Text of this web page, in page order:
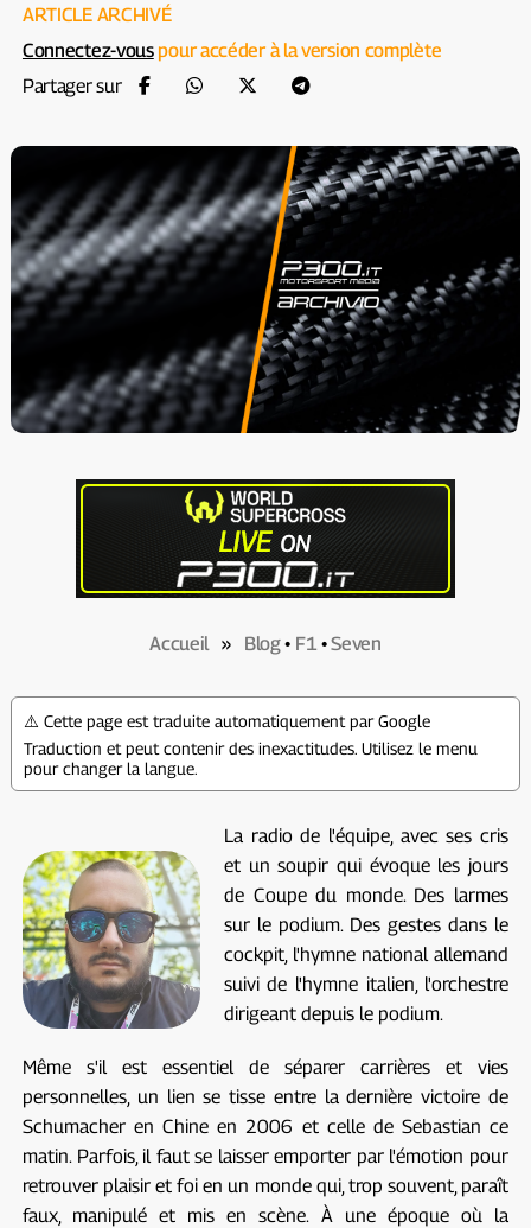
ARTICLE ARCHIVÉ
Connectez-vouspour accéder à la version complète
Partager sur
Accueil» Blog• F1•Seven
⚠️ Cette page est traduite automatiquement par Google
Traduction et peut contenir des inexactitudes. Utilisez le menu
pour changer la langue.
La radio de l'équipe, avec ses cris
et un soupir qui évoque les jours
de Coupe du monde. Des larmes
sur le podium. Des gestes dans le
cockpit, l'hymne national allemand
suivi de l'hymne italien, l'orchestre
dirigeant depuis le podium.
Même s'il est essentiel de séparer carrières et vies
personnelles, un lien se tisse entre la dernière victoire de
Schumacher en Chine en 2006 et celle de Sebastian ce
matin. Parfois, il faut se laisser emporter par l'émotion pour
retrouver plaisir et foi en un monde qui, trop souvent, paraît
faux, manipulé et mis en scène. À une époque où la